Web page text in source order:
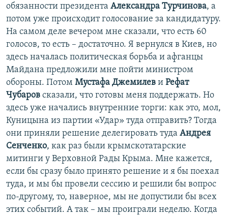
обязанности президента Александра Турчинова, а
потом уже происходит голосование за кандидатуру.
На самом деле вечером мне сказали, что есть 60
голосов, то есть – достаточно. Я вернулся в Киев, но
здесь началась политическая борьба и афганцы
Майдана предложили мне пойти министром
обороны. Потом Мустафа Джемилев и Рефат
Чубаров сказали, что готовы меня поддержать. Но
здесь уже начались внутренние торги: как это, мол,
Куницына из партии «Удар» туда отправить? Тогда
они приняли решение делегировать туда Андрея
Сенченко, как раз были крымскотатарские
митинги у Верховной Рады Крыма. Мне кажется,
если бы сразу было принято решение и я бы поехал
туда, и мы бы провели сессию и решили бы вопрос
по-другому, то, наверное, мы не допустили бы всех
этих событий. А так – мы проиграли неделю. Когда